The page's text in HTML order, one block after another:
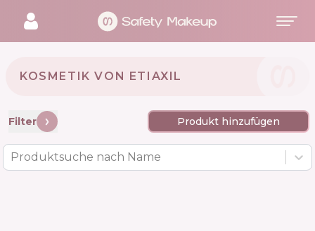
KOSMETIK VON ETIAXIL 🇫🇷
Filter Produkt hinzufügen
Produktsuche nach Name